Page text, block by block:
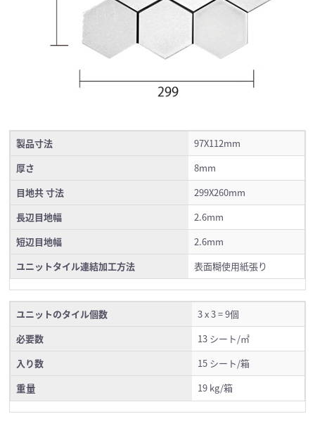
製品寸法
97X112mm
厚さ
8mm
目地共 寸法
299X260mm
長辺目地幅
2.6mm
短辺目地幅
2.6mm
ユニットタイル連結加工方法
表面糊使用紙張り
ユニットのタイル個数
3 x 3 = 9個
必要数
13 シート/㎡
入り数
15 シート/箱
重量 19 kg/箱